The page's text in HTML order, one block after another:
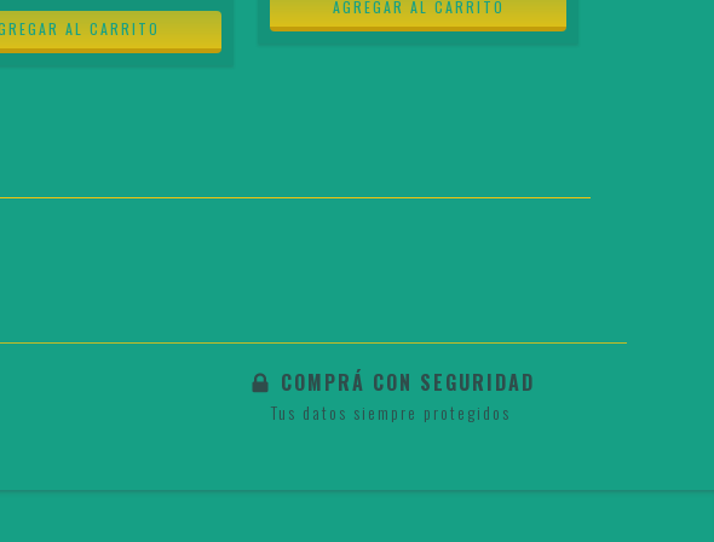
COMPRÁ CON SEGURIDAD
Tus datos siempre protegidos